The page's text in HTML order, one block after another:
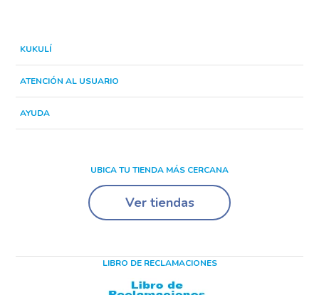
KUKULÍ
ATENCIÓN AL USUARIO
AYUDA
UBICA TU TIENDA MÁS CERCANA
Ver tiendas
LIBRO DE RECLAMACIONES